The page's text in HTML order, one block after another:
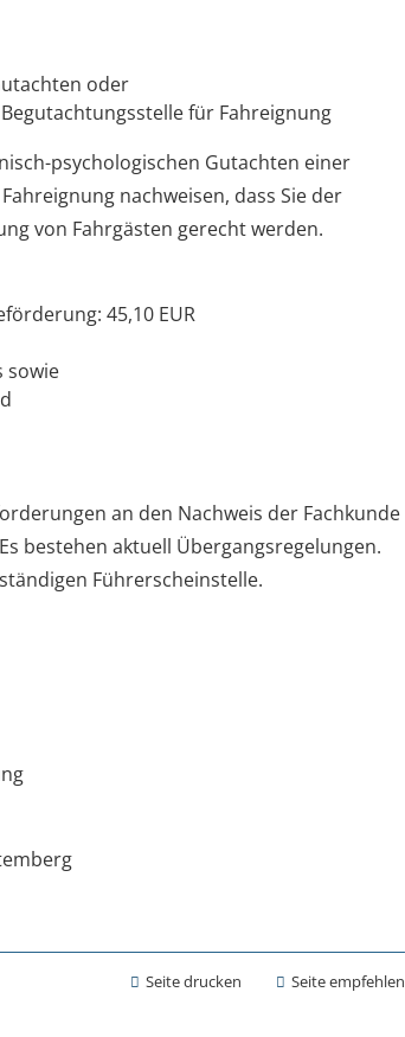
oder
für Fahreignung
psychologischen Gutachten einer
nachweisen, dass Sie der
von Fahrgästen gerecht werden.
45,10 EUR
sowie
an den Nachweis der Fachkunde
bestehen aktuell Übergangsregelungen.
Führerscheinstelle.
Seite drucken Seite empfehlen